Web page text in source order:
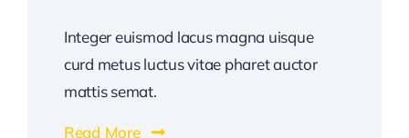
Integer euismod lacus magna uisque
curd metus luctus vitae pharet auctor
mattis semat.
Read More